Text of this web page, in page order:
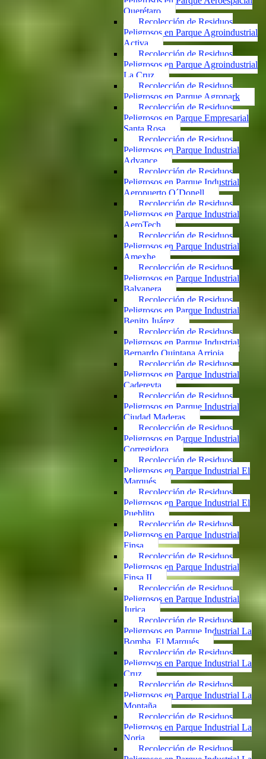
Querétaro
Recolección de Residuos
Peligrosos en Parque Agroindustrial
Activa
Recolección de Residuos
Peligrosos en Parque Agroindustrial
La Cruz
Recolección de Residuos
Peligrosos en Parque Agropark
Recolección de Residuos
Peligrosos en Parque Empresarial
Santa Rosa
Recolección de Residuos
Peligrosos en Parque Industrial
Advance
Recolección de Residuos
Peligrosos en Parque Industrial
Aeropuerto O´Donell
Recolección de Residuos
Peligrosos en Parque Industrial
AeroTech
Recolección de Residuos
Peligrosos en Parque Industrial
Amexhe
Recolección de Residuos
Peligrosos en Parque Industrial
Balvanera
Recolección de Residuos
Peligrosos en Parque Industrial
Benito Juárez
Recolección de Residuos
Peligrosos en Parque Industrial
Bernardo Quintana Arrioja
Recolección de Residuos
Peligrosos en Parque Industrial
Cadereyta
Recolección de Residuos
Peligrosos en Parque Industrial
Ciudad Maderas
Recolección de Residuos
Peligrosos en Parque Industrial
Corregidora
Recolección de Residuos
Peligrosos en Parque Industrial El
Marqués
Recolección de Residuos
Peligrosos en Parque Industrial El
Pueblito
Recolección de Residuos
Peligrosos en Parque Industrial
Finsa
Recolección de Residuos
Peligrosos en Parque Industrial
Finsa II
Recolección de Residuos
Peligrosos en Parque Industrial
Jurica
Recolección de Residuos
Peligrosos en Parque Industrial La
Bomba, El Marqués
Recolección de Residuos
Peligrosos en Parque Industrial La
Cruz
Recolección de Residuos
Peligrosos en Parque Industrial La
Montaña
Recolección de Residuos
Peligrosos en Parque Industrial La
Noria
Recolección de Residuos